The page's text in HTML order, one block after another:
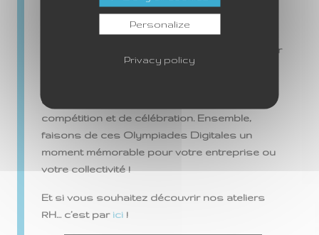
de valeurs communes et de célébrer ce qui
nous unit en tant que société.
Rejoignez-nous dès aujourd’hui pour réserver
votre place dans l’histoire des Jeux
expérience inoubliable de camaraderie, de
compétition et de célébration. Ensemble,
faisons de ces Olympiades Digitales un
moment mémorable pour votre entreprise ou
votre collectivité !
Et si vous souhaitez découvrir nos ateliers
RH… c’est par ici !
Personalize
Privacy policy